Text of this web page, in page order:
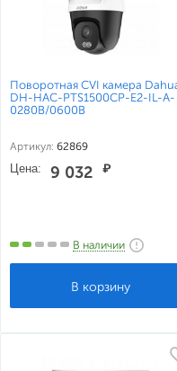
Поворотная CVI камера
DH-HAC-PTS1500CP-E2-IL-A-
0280B/0600B
Артикул: 62869
Цена: 9 032 ₽
В наличии